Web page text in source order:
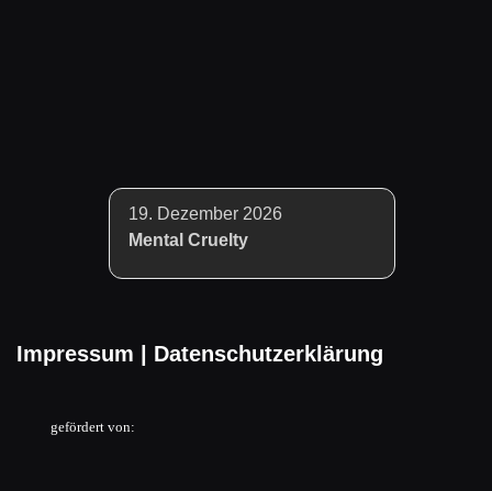
19. Dezember 2026
Mental Cruelty
Impressum Datenschutzerklärung
gefördert von: